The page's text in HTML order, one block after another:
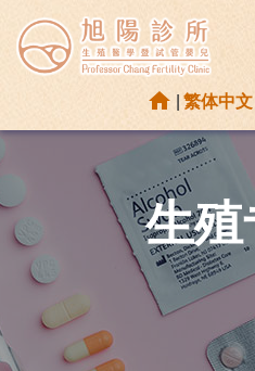
home | 繁体中文
生